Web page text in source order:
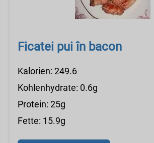
Ficatei pui în bacon
Kalorien: 249.6
Kohlenhydrate: 0.6g
Protein: 25g
Fette: 15.9g